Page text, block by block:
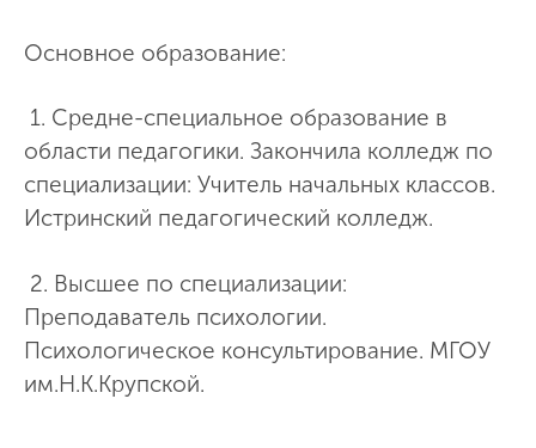
Основное образование:
1. Средне-специальное образование в
области педагогики. Закончила колледж по
специализации: Учитель начальных классов.
Истринский педагогический колледж.
2. Высшее по специализации:
Преподаватель психологии.
Психологическое консультирование. МГОУ
им.Н.К.Крупской.